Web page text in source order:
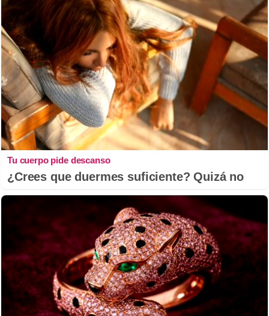
Tu cuerpo pide descanso
¿Crees que duermes suficiente? Quizá no